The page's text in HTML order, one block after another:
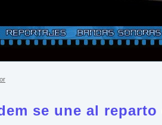
se une al reparto